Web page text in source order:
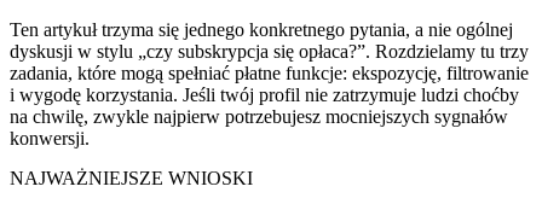
Ten artykuł trzyma się jednego konkretnego pytania, a nie ogólnej
dyskusji w stylu „czy subskrypcja się opłaca?”. Rozdzielamy tu trzy
zadania, które mogą spełniać płatne funkcje: ekspozycję, filtrowanie
i wygodę korzystania. Jeśli twój profil nie zatrzymuje ludzi choćby
na chwilę, zwykle najpierw potrzebujesz mocniejszych sygnałów
konwersji.
NAJWAŻNIEJSZE WNIOSKI